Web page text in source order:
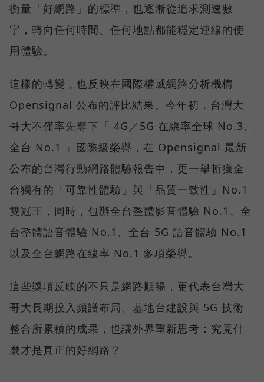
衡量「好網路」的標準，也逐漸從追求測速數
字，轉向任何時間、任何地點都能穩定連線的使
用體驗。
這樣的轉變，也反映在國際權威網路分析機構
Opensignal 公布的評比結果。今年初，台灣大
哥大不僅率先奪下「 4G／5G 在線率全球 No.3、
全台 No.1 」國際級榮譽，在 Opensignal 最新
公布的台灣行動網路體驗報告中，更一舉斬獲全
台獨有的「可靠性體驗」與「品質一致性」No.1
雙冠王，同時，包辦全台整體影音體驗 No.1、全
台整體語音體驗 No.1、全台 5G 語音體驗 No.1
以及全台網路在線率 No.1 多項榮譽。
這些獎項反映的不只是網路順暢，更代表台灣大
哥大長期投入頻譜布局、基地台建設與 5G 技術
整合所累積的成果，也讓外界重新思考：究竟什
麼才是真正的好網路？